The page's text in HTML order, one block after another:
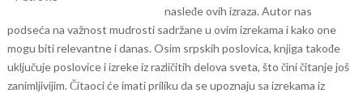
nasleđe ovih izraza. Autor nas
podseća na važnost mudrosti sadržane u ovim izrekama i kako one
mogu biti relevantne i danas. Osim srpskih poslovica, knjiga takođe
uključuje poslovice i izreke iz različitih delova sveta, što čini čitanje još
zanimljivijim. Čitaoci će imati priliku da se upoznaju sa izrekama iz